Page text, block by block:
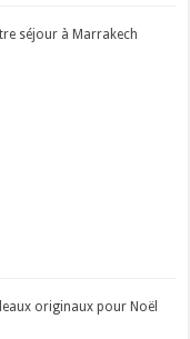
séjour à Marrakech
originaux pour Noël